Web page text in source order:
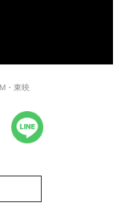
・東映